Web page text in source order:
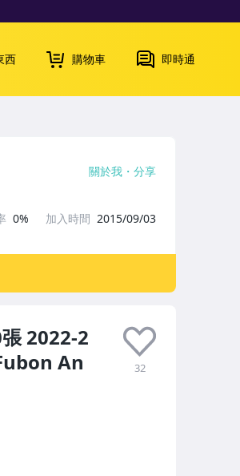
西 購物車 即時通
2022-2
An
32
關於我 分享
0% 加入時間 2015/09/03